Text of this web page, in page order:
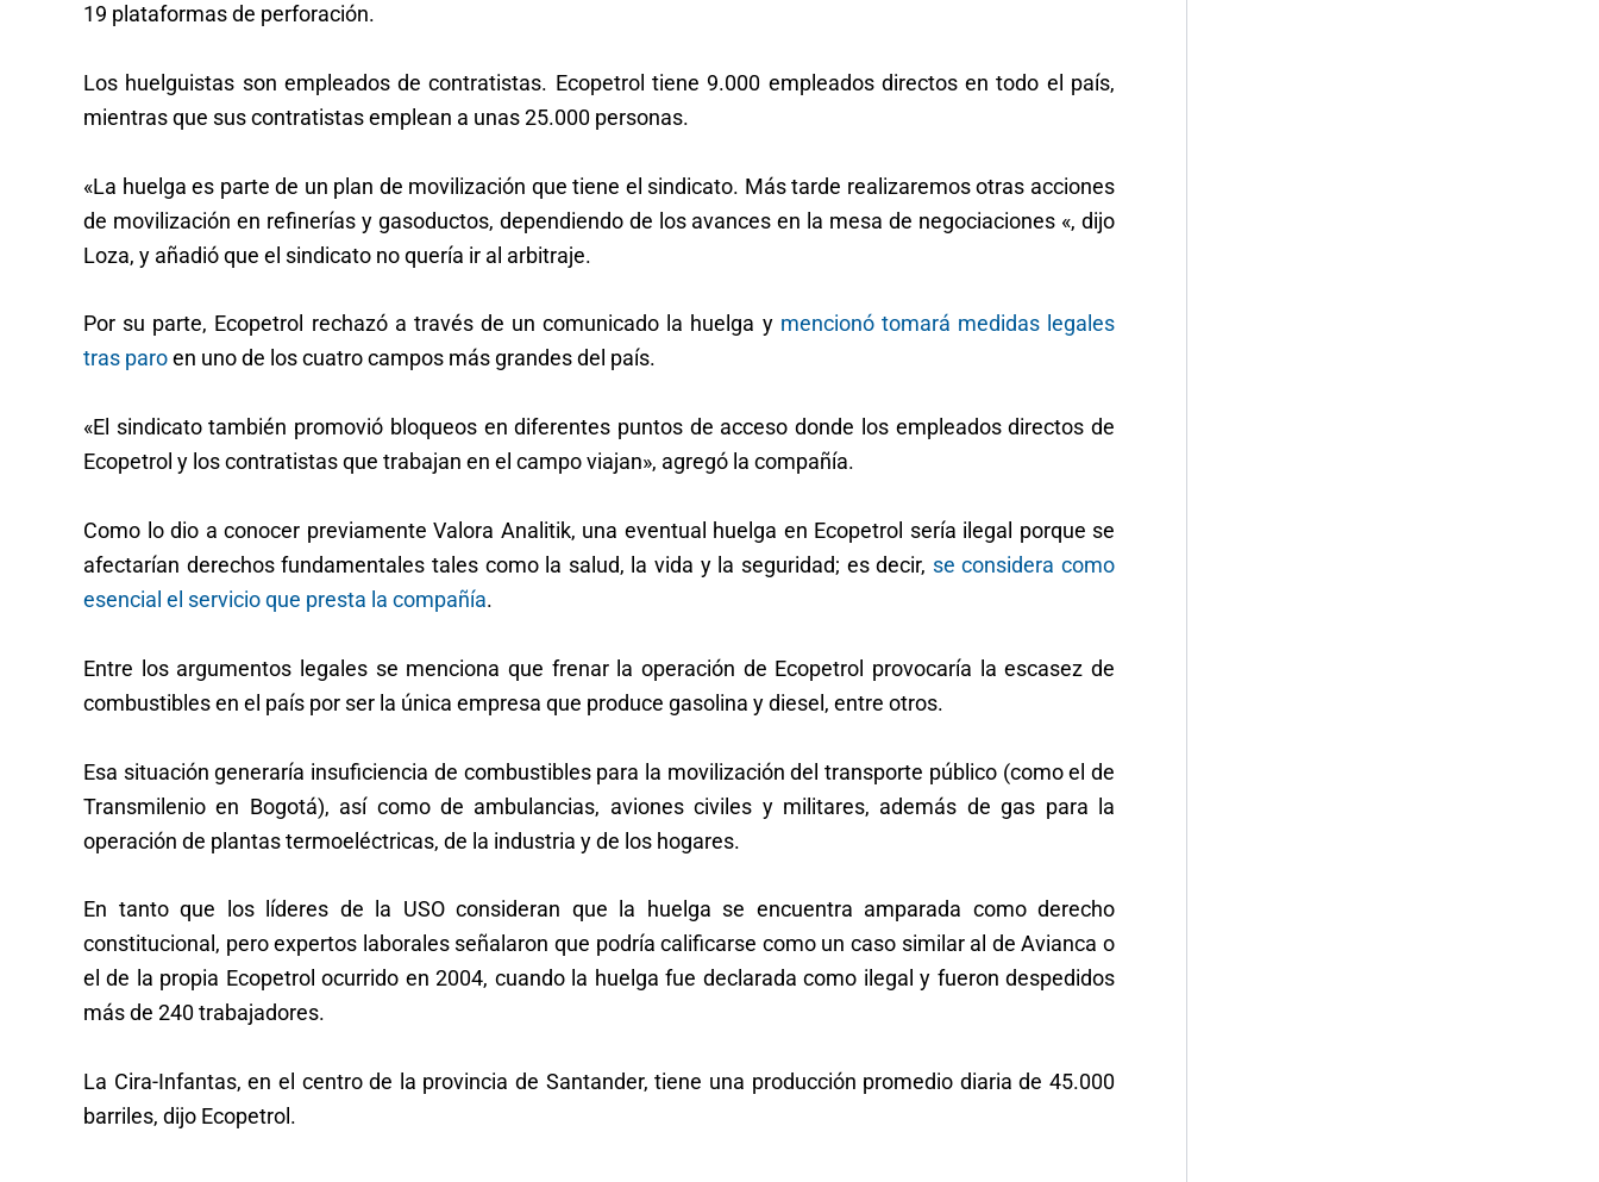
19 plataformas de perforación.
Los huelguistas son empleados de contratistas. Ecopetrol tiene 9.000 empleados directos en todo el país,
mientras que sus contratistas emplean a unas 25.000 personas.
«La huelga es parte de un plan de movilización que tiene el sindicato. Más tarde realizaremos otras acciones
de movilización en refinerías y gasoductos, dependiendo de los avances en la mesa de negociaciones «, dijo
Loza, y añadió que el sindicato no quería ir al arbitraje.
Por su parte, Ecopetrol rechazó a través de un comunicado la huelga y mencionó tomará medidas legales
tras paroen uno de los cuatro campos más grandes del país.
«El sindicato también promovió bloqueos en diferentes puntos de acceso donde los empleados directos de
Ecopetrol y los contratistas que trabajan en el campo viajan», agregó la compañía.
Como lo dio a conocer previamente Valora Analitik, una eventual huelga en Ecopetrol sería ilegal porque se
afectarían derechos fundamentales tales como la salud, la vida y la seguridad; es decir, se considera como
esencial el servicio que presta la compañía.
Entre los argumentos legales se menciona que frenar la operación de Ecopetrol provocaría la escasez de
combustibles en el país por ser la única empresa que produce gasolina y diesel, entre otros.
Esa situación generaría insuficiencia de combustibles para la movilización del transporte público (como el de
Transmilenio en Bogotá), así como de ambulancias, aviones civiles y militares, además de gas para la
operación de plantas termoeléctricas, de la industria y de los hogares.
En tanto que los líderes de la USO consideran que la huelga se encuentra amparada como derecho
constitucional, pero expertos laborales señalaron que podría calificarse como un caso similar al de Avianca o
el de la propia Ecopetrol ocurrido en 2004, cuando la huelga fue declarada como ilegal y fueron despedidos
más de 240 trabajadores.
La Cira-Infantas, en el centro de la provincia de Santander, tiene una producción promedio diaria de 45.000
barriles, dijo Ecopetrol.